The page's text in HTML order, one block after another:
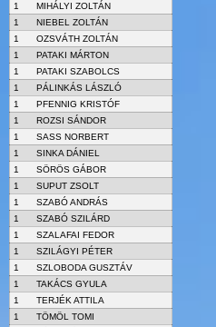
1
MIHÁLYI ZOLTÁN
1
NIEBEL ZOLTÁN
1
OZSVÁTH ZOLTÁN
1
PATAKI MÁRTON
1
PATAKI SZABOLCS
1
PÁLINKÁS LÁSZLÓ
1
PFENNIG KRISTÓF
1
ROZSI SÁNDOR
1
SASS NORBERT
1
SINKA DÁNIEL
1
SÖRÖS GÁBOR
1
SUPUT ZSOLT
1
SZABÓ ANDRÁS
1
SZABÓ SZILÁRD
1
SZALAFAI FEDOR
1
SZILÁGYI PÉTER
1
SZLOBODA GUSZTÁV
1
TAKÁCS GYULA
1
TERJÉK ATTILA
1
TÖMÖL TOMI